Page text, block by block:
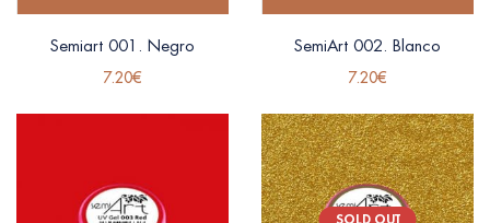
Semiart 001. Negro
7.20€
SemiArt 002. Blanco
7.20€
SOLD OUT